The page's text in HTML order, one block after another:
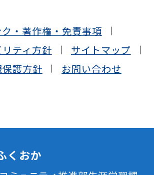
ク・著作権・免責事項
ティ方針
サイトマップ
護方針
お問い合わせ
くおか